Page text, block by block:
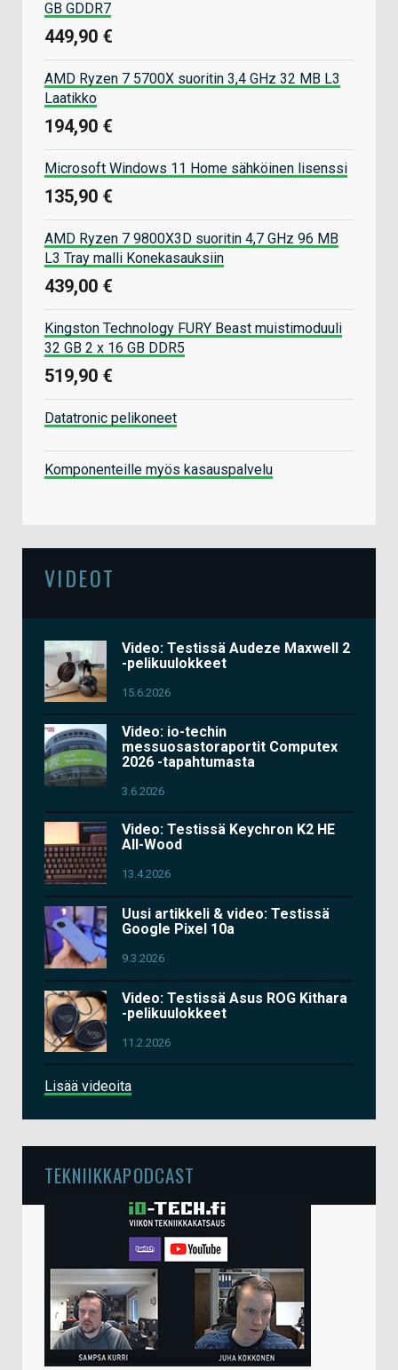
GB GDDR7
449,90 €
AMD Ryzen 7 5700X suoritin 3,4 GHz 32 MB L3
Laatikko
194,90 €
Microsoft Windows 11 Home sähköinen lisenssi
135,90 €
AMD Ryzen 7 9800X3D suoritin 4,7 GHz 96 MB
L3 Tray malli Konekasauksiin
439,00 €
Kingston Technology FURY Beast muistimoduuli
32 GB 2 x 16 GB DDR5
519,90 €
Datatronic pelikoneet
Komponenteille myös kasauspalvelu
VIDEOT
Video: Testissä Audeze Maxwell 2
-pelikuulokkeet
15.6.2026
Video: io-techin
messuosastoraportit Computex
2026 -tapahtumasta
3.6.2026
Video: Testissä Keychron K2 HE
All-Wood
13.4.2026
Uusi artikkeli & video: Testissä
Google Pixel 10a
9.3.2026
Video: Testissä Asus ROG Kithara
-pelikuulokkeet
11.2.2026
Lisää videoita
TEKNIIKKAPODCAST